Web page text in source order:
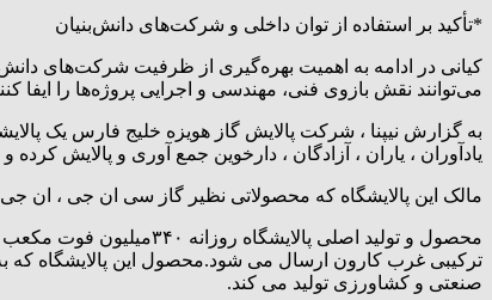
*تأکید بر استفاده از توان داخلی و شرکت‌های دانش‌بنیان
کیانی در ادامه به اهمیت بهره‌گیری از ظرفیت شرکت‌های
می‌توانند نقش بازوی فنی، مهندسی و اجرایی پروژه‌ها را
به گزارش نیپنا ، شرکت پالایش گاز هویزه خلیج فارس یک
یادآوران ، یاران ، آزادگان ، دارخوین جمع آوری و پالایش کرده
مالک این پالایشگاه که محصولاتی نظیر گاز سی ان جی ، ان
صنعتی و کشاورزی تولید می کند.